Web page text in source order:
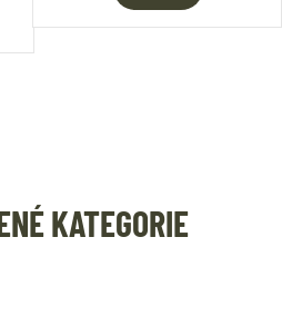
KATEGORIE